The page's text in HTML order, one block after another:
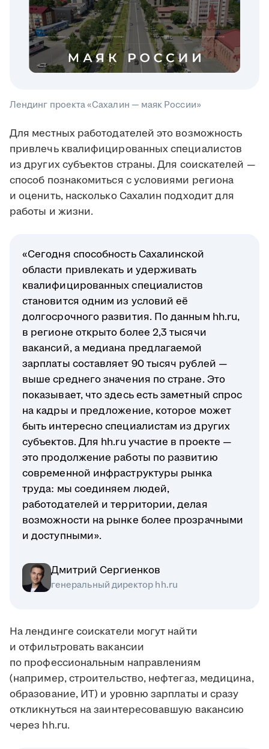
Лендинг проекта «Сахалин — маяк России»
Для местных работодателей это возможность
привлечь квалифицированных специалистов
из других субъектов страны. Для соискателей —
способ познакомиться с условиями региона
и оценить, насколько Сахалин подходит для
работы и жизни.
«Сегодня способность Сахалинской
области привлекать и удерживать
квалифицированных специалистов
становится одним из условий её
долгосрочного развития. По данным hh.ru,
в регионе открыто более 2,3 тысячи
вакансий, а медиана предлагаемой
зарплаты составляет 90 тысяч рублей —
выше среднего значения по стране. Это
показывает, что здесь есть заметный спрос
на кадры и предложение, которое может
быть интересно специалистам из других
субъектов. Для hh.ru участие в проекте —
это продолжение работы по развитию
современной инфраструктуры рынка
труда: мы соединяем людей,
работодателей и территории, делая
возможности на рынке более прозрачными
и доступными».
Дмитрий Сергиенков
генеральный директор hh.ru
На лендинге соискатели могут найти
и отфильтровать вакансии
по профессиональным направлениям
(например, строительство, нефтегаз, медицина,
образование, ИТ) и уровню зарплаты и сразу
откликнуться на заинтересовавшую вакансию
через hh.ru.